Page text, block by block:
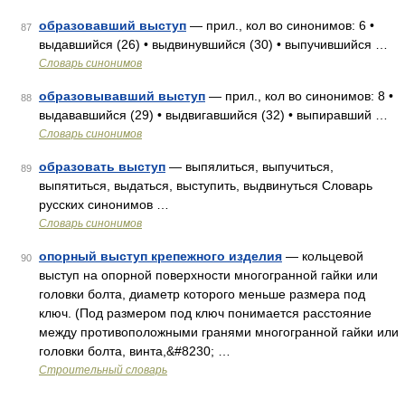
87 образовавший выступ — прил., кол во синонимов: 6 •
выдавшийся (26) • выдвинувшийся (30) • выпучившийся …
Словарь синонимов
88 образовывавший выступ — прил., кол во синонимов: 8 •
выдававшийся (29) • выдвигавшийся (32) • выпиравший …
Словарь синонимов
89 образовать выступ — выпялиться, выпучиться,
выпятиться, выдаться, выступить, выдвинуться Словарь
русских синонимов …
Словарь синонимов
90 опорный выступ крепежного изделия — кольцевой
выступ на опорной поверхности многогранной гайки или
головки болта, диаметр которого меньше размера под
ключ. (Под размером под ключ понимается расстояние
между противоположными гранями многогранной гайки или
головки болта, винта,&#8230; …
Строительный словарь